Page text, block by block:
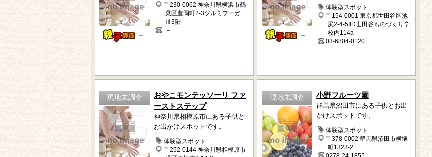
－
〒230-0062 神奈川県横浜市鶴
見区豊岡町2-3ツルミフーガ
Ⅲ3階
－
－
体験型スポット
〒154-0001 東京都世田谷区池
尻2-4-5IID世田谷ものづくり学
校内114a
03-6804-0120
現地未調査
おやこモンテッソーリ ファ
ーストステップ
神奈川県相模原市にある子供と
お出かけスポットです。
体験型スポット
〒252-0144 神奈川県相模原市
現地未調査 小野フルーツ園
群馬県沼田市にある子供とお出
かけスポットです。
体験型スポット
〒378-0002 群馬県沼田市横塚
町1323-2
0278-24-1855